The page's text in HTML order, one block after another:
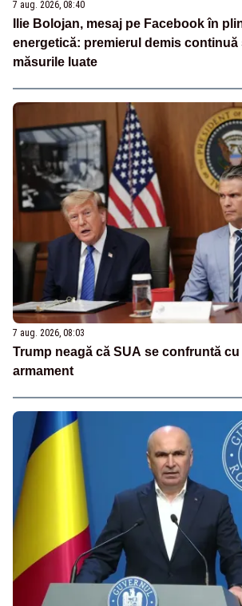
7 aug. 2026, 08:40
Ilie Bolojan, mesaj pe Facebook în
energetică: premierul demis continuă
măsurile luate
7 aug. 2026, 08:03
Trump neagă că SUA se confruntă
armament